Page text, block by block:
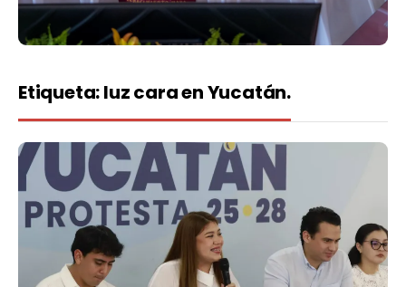
Etiqueta:luz cara en Yucatán.